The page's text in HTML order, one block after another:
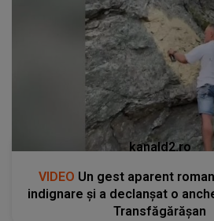
kanald2.ro
VIDEO Un gest aparent
indignare și a declanșat o
Transfăgărășan